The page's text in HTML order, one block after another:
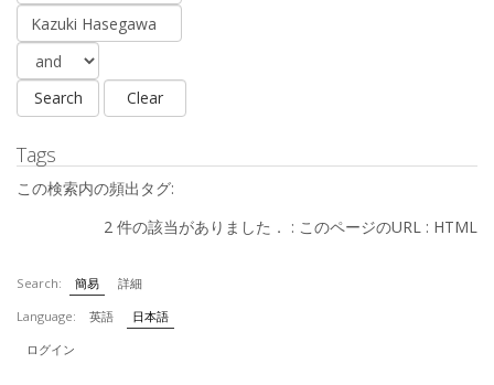
Tags
この検索内の頻出タグ:
2 件の該当がありました． : このページのURL : HTML
Search: 簡易
詳細
Language:
英語
日本語
ログイン